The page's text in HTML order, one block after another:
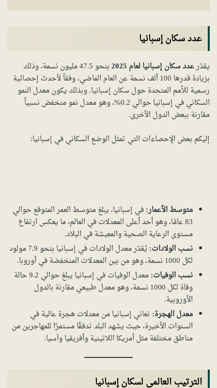
عدد سكان إسبانيا
يقدّرعدد سكان إسبانيا لعام 2025
بنحو 47.5 مليون نسمة، وذلك
بزيادة قدرها 100 ألف نسمة عن العام الماضي، وفقاً لأحدث إحصائية
رسمية للأمم المتحدة حول سكان إسبانيا. وبذلك يكون معدل النمو
السكاني في إسبانيا حوالي 0.2%، وهو معدل نمو منخفض نسبياً
مقارنة ببعض الدول الأخرى.
إليكم بعض الإحصاءات التي تمثل الوضع السكاني في إسبانيا:
متوسط الأعمار:في إسبانيا، يبلغ متوسط العمر المتوقع حوالي
83 عامًا، وهو أحد أعلى المعدلات في العالم، ما يعكس ارتفاع
مستوى الرعاية الصحية والمعيشة في البلاد.
نسب الولادات:
يُقدّر معدل الولادات في إسبانيا بنحو 7.9 مولود
لكل 1000 نسمة، وهو من بين المعدلات المنخفضة في أوروبا.
نسب الوفيات:
معدل الوفيات في إسبانيا يبلغ حوالي 9.2 حالة
وفاة لكل 1000 نسمة، وهو معدل طبيعي مقارنة بالدول
الأوروبية.
معدل الهجرة: تعاني إسبانيا من معدلات هجرة عالية في
السنوات الأخيرة، حيث يشهد البلد تدفقًا مستمرًا للمهاجرين من
مناطق مختلفة مثل أمريكا اللاتينية وأفريقيا وآسيا.
الترتيب العالمي لسكان إسبانيا